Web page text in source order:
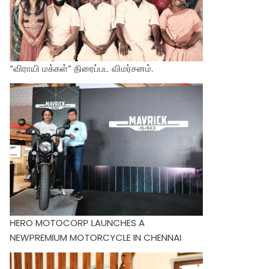
“விராயி மக்கள்” திரைப்பட விமர்சனம்.
HERO MOTOCORP LAUNCHES A
NEWPREMIUM MOTORCYCLE IN CHENNAI